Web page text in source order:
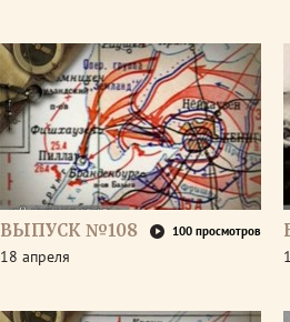
ВЫПУСК №108 100 просмотров
18 апреля